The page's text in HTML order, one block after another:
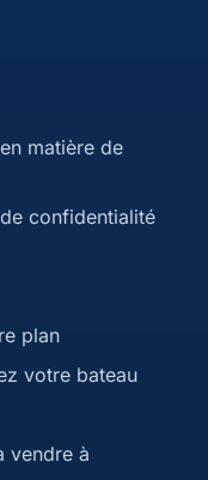
matière de
confidentialité
plan
votre bateau
vendre à